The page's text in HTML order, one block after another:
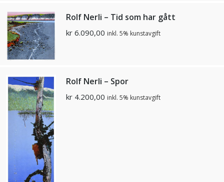
Rolf Nerli – Tid som har gått
kr 6.090,00 inkl. 5% kunstavgift
Rolf Nerli – Spor
kr 4.200,00 inkl. 5% kunstavgift